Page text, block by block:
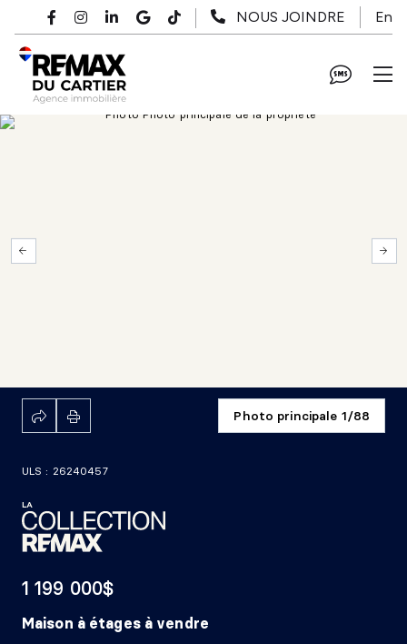
Passer au contenu principal
NOUS JOINDRE En